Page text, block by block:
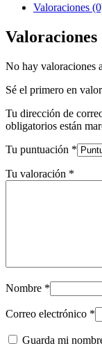
Valoraciones
Valoraciones
No hay valoraciones
Sé el primero en
Tu dirección de
obligatorios están
Tu puntuación *
Tu valoración *
Nombre *
Correo electrónico *
Guarda mi